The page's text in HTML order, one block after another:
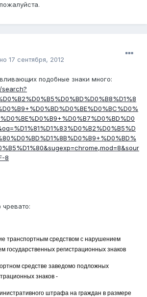
17 сентября, 2012
подобные знаки много:
8
чревато:
транспортным средством с нарушением
государственных регистрационных знаков
средстве заведомо подложных
знаков -
штрафа на граждан в размере